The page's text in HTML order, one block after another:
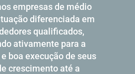
empresas de médio
diferenciada em
qualificados,
ativamente para a
boa execução de seus
crescimento até a